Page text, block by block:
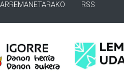
RSS